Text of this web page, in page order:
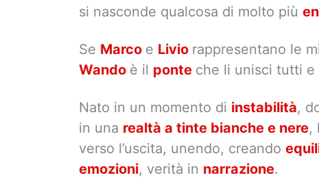
si nasconde qualcosa di molto più
Se Marco e Livio rappresentano le
Wando è il ponte che li unisci tutti e
Nato in un momento di instabilità,
in una realtà a tinte bianche e nere,
verso l’uscita, unendo, creando
emozioni, verità in narrazione.